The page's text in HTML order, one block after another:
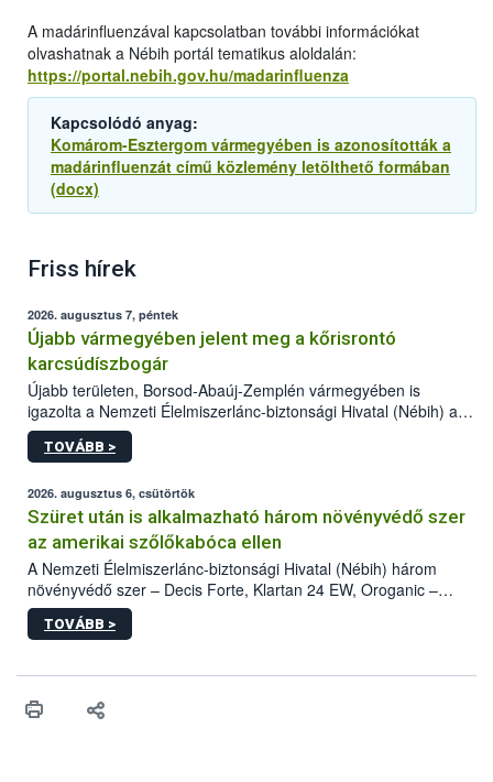
A madárinfluenzával kapcsolatban további információkat
olvashatnak a Nébih portál tematikus aloldalán:
https://portal.nebih.gov.hu/madarinfluenza
Kapcsolódó anyag:
Komárom-Esztergom vármegyében is azonosították a
madárinfluenzát című közlemény letölthető formában
(docx)
Friss hírek
2026. augusztus 7, péntek
Újabb vármegyében jelent meg a kőrisrontó
karcsúdíszbogár
Újabb területen, Borsod-Abaúj-Zemplén vármegyében is
igazolta a Nemzeti Élelmiszerlánc-biztonsági Hivatal (Nébih) a
kőrisrontó karcsúdíszbogár (Agrilus planipennis) jelenlétét. A
kártevőt nem csak színcsapdában találták meg, de már fertőzött
az intenzív felderítést, emellett az intézkedéseket a szlovák
hatósággal is összehangolják a terjedés megállítása érdekében.
TOVÁBB >
2026. augusztus 6, csütörtök
Szüret után is alkalmazható három növényvédő szer
az amerikai szőlőkabóca ellen
A Nemzeti Élelmiszerlánc-biztonsági Hivatal (Nébih) három
növényvédő szer – Decis Forte, Klartan 24 EW, Oroganic –
engedélyokiratát módosította, így azok a szüretet követően,
egészen a vesszőérettség (BBCH 91) stádiumáig
érésű szőlőkben is legyen lehetőség a károsító elleni további
felhasználók számára is elérhető és ökológiai termesztésben is
TOVÁBB >